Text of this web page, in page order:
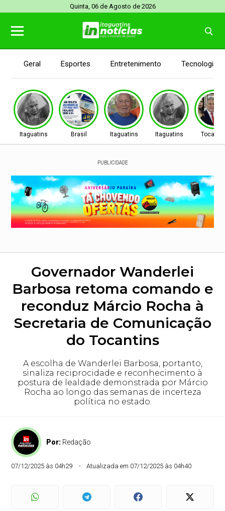
Quinta, 06 de Agosto de 2026
Geral Esportes Entretenimento Tecnologia
Itaguatins Brasil Itaguatins Itaguatins
PUBLICIDADE
Governador Wanderlei
Barbosa retoma comando e
reconduz Márcio Rocha à
Secretaria de Comunicação
do Tocantins
A escolha de Wanderlei Barbosa, portanto,
sinaliza reciprocidade e reconhecimento à
postura de lealdade demonstrada por Márcio
Rocha ao longo das semanas de incerteza
política no estado.
Por: Redação
07/12/2025 às 04h29 Atualizada em 07/12/2025 às 04h40